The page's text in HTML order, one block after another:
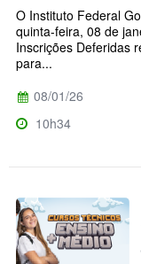
O Instituto Federal
quinta-feira, 08 de
Inscrições Deferidas
para...
08/01/26
10h34